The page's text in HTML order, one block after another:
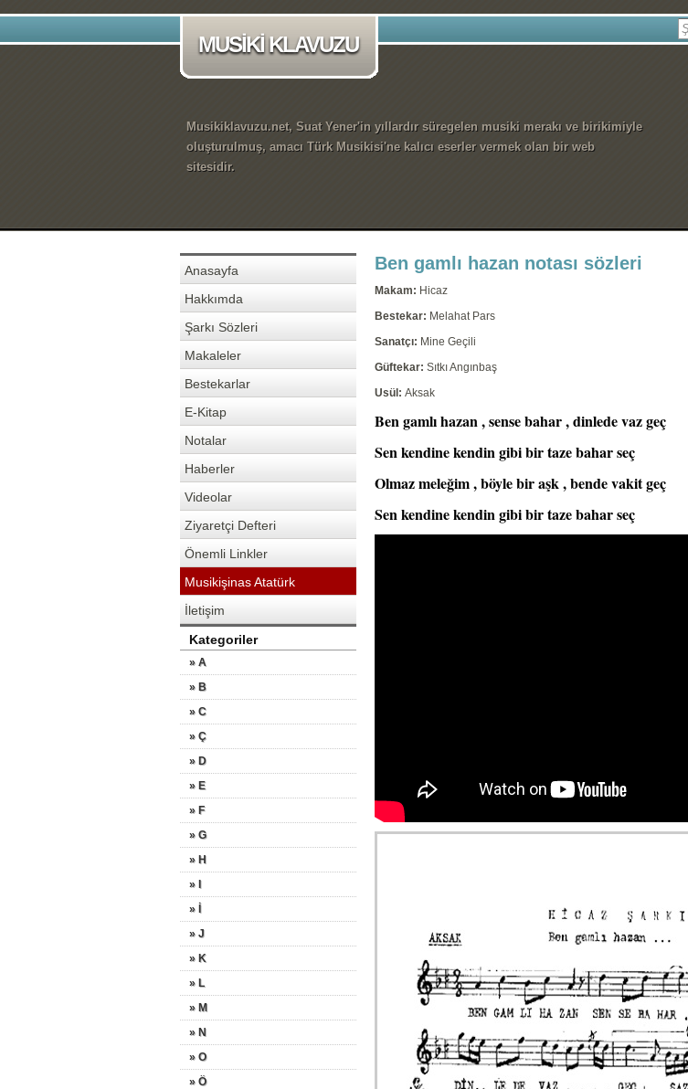
MUSİKİ KLAVUZU
Musikiklavuzu.net, Suat Yener'in yıllardır süregelen musiki merakı ve birikimiyle
oluşturulmuş, amacı Türk Musikisi'ne kalıcı eserler vermek olan bir web
sitesidir.
Anasayfa
Hakkımda
Şarkı Sözleri
Makaleler
Bestekarlar
E-Kitap
Notalar
Haberler
Videolar
Ziyaretçi Defteri
Önemli Linkler
Musikişinas Atatürk
İletişim
Kategoriler
» A
» B
» C
» Ç
» D
» E
» F
» G
» H
» I
» İ
» J
» K
» L
» M
» N
» O
» Ö
Ben gamlı hazan notası sözleri
Makam: Hicaz
Bestekar: Melahat Pars
Sanatçı: Mine Geçili
Güftekar: Sıtkı Angınbaş
Usül: Aksak
Ben gamlı hazan , sense bahar , dinlede vaz geç
Sen kendine kendin gibi bir taze bahar seç
Olmaz meleğim , böyle bir aşk , bende vakit geç
Sen kendine kendin gibi bir taze bahar seç